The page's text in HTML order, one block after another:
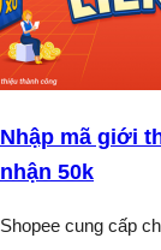
Nhập mã giới
nhận 50k
Shopee cung cấp